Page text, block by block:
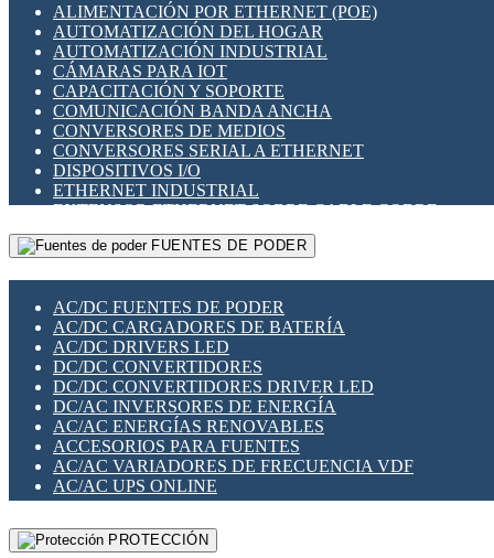
SENSORES INDUCTIVOS
TEMPORIZADORES
VARIACS
VARIADORES DE FRECUENCIA [VDF]
SECCIONADORES - INTERRUPTORES
MAQUINARIA
HERRAMIENTAS VARIAS
ILUMINACIÓN LED
INTERRUPTORES REED
INTERFACES DE RELÉ
OTROS RELÉS
PROTECCIÓN TÉRMICA
RELÉS AUTOMOTRICES
RELÉS DE SEÑAL
RELÉS DE ESTADO SÓLIDO SSR
RELÉS INDUSTRIALES
RELÉS MINIATURA DE POTENCIA
SENSORES MAGNÉTICOS
SWITCH Y MICROSWITCH
TARJETAS PI
UNIÓN Y DERIVACIÓN DE CABLE
ALIMENTACIÓN POR ETHERNET (POE)
AUTOMATIZACIÓN DEL HOGAR
AUTOMATIZACIÓN INDUSTRIAL
CÁMARAS PARA IOT
CAPACITACIÓN Y SOPORTE
COMUNICACIÓN BANDA ANCHA
CONVERSORES DE MEDIOS
CONVERSORES SERIAL A ETHERNET
DISPOSITIVOS I/O
ETHERNET INDUSTRIAL
EXTENSOR ETHERNET SOBRE CABLE COBRE
GATEWAY LORAWAN
GESTIÓN DE REDES
PLACAS MODULARES IOT
SWITCHES Y REDES WIFI
SOLUCIONES IOT
SOLUCIONES LORAWAN
SOLUCIONES RED CELULAR
SEGURIDAD PARA REDES
SWITCHES LAN
TELEFONÍA IP (VOIP)
VIGILANCIA IP (CCTV)
MESHTASTIC
FUENTES DE PODER
AC/DC FUENTES DE PODER
AC/DC CARGADORES DE BATERÍA
AC/DC DRIVERS LED
DC/DC CONVERTIDORES
DC/DC CONVERTIDORES DRIVER LED
DC/AC INVERSORES DE ENERGÍA
AC/AC ENERGÍAS RENOVABLES
ACCESORIOS PARA FUENTES
AC/AC VARIADORES DE FRECUENCIA VDF
AC/AC UPS ONLINE
PROTECCIÓN